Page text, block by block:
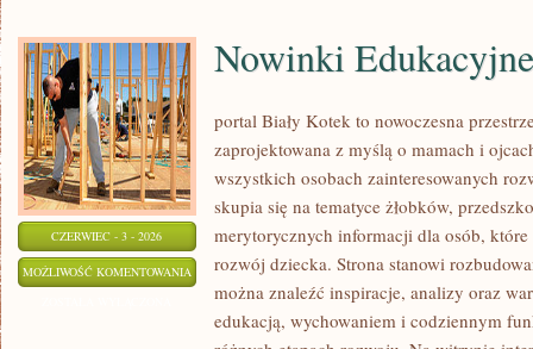
CZERWIEC - 3 - 2026
MOŻLIWOŚĆ KOMENTOWANIA NOWINKI
EDUKACYJNE
Nowinki Edukacyjne
portal Biały Kotek to nowoczesna
zaprojektowana z myślą o mamach i
wszystkich osobach zainteresowanych
skupia się na tematyce żłobków,
merytorycznych informacji dla osób,
rozwój dziecka. Strona stanowi
można znaleźć inspiracje, analizy oraz
edukacją, wychowaniem i codziennym